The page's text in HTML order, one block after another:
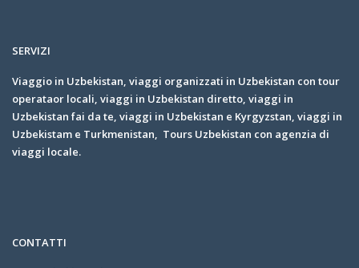
SERVIZI
Viaggio in Uzbekistan, viaggi organizzati in Uzbekistan con tour
operataor locali, viaggi in Uzbekistan diretto, viaggi in
Uzbekistan fai da te, viaggi in Uzbekistan e Kyrgyzstan, viaggi in
Uzbekistam e Turkmenistan, Tours Uzbekistan con agenzia di
viaggi locale.
CONTATTI